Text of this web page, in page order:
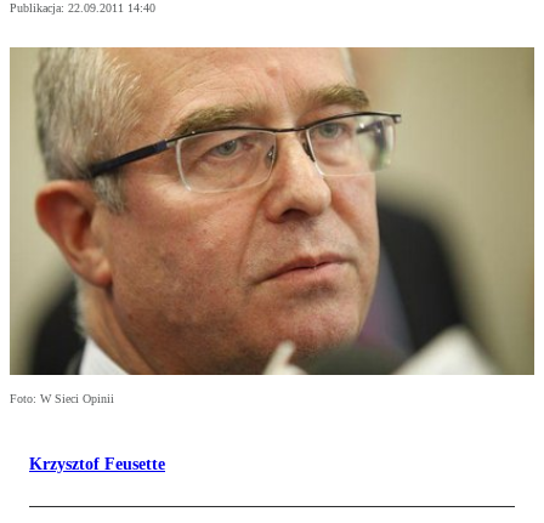
Publikacja: 22.09.2011 14:40
Foto: W Sieci Opinii
Krzysztof Feusette